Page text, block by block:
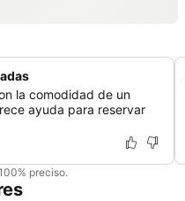
la comodidad de un
ayuda para reservar
preciso.